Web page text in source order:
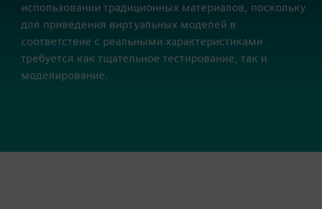
использовании традиционных материалов, поскольку
для приведения виртуальных моделей в
соответствие с реальными характеристиками
требуется как тщательное тестирование, так и
моделирование.